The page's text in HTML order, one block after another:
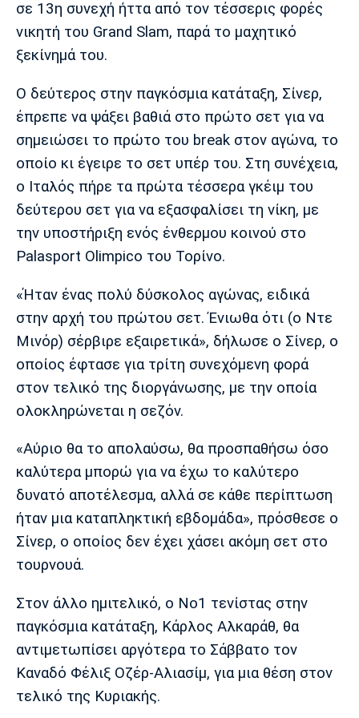
Πολιτισμός
Τραγούδια
Running
Media
Παρασκήνιο
Πρόγραμμα TV
Μπαρτσελόνα
Μαδρίτης
Ατλέτικο
Μαδρίτης
Λίβερπουλ
Μάντσεστερ
Σίτι
Γιουβέντους
Μίλαν Μπάγερν
Μπορούσια
Ντόρτμουντ
Παρί Σεν
Μαρσέιγ
Μονακό
Ερυθρός
Αστέρας
Τότεναμ
σε 13η συνεχή ήττα από τον τέσσερις φορές
νικητή του Grand Slam, παρά το μαχητικό
ξεκίνημά του.
Ο δεύτερος στην παγκόσμια κατάταξη, Σίνερ,
έπρεπε να ψάξει βαθιά στο πρώτο σετ για να
σημειώσει το πρώτο του break στον αγώνα, το
οποίο κι έγειρε το σετ υπέρ του. Στη συνέχεια,
ο Ιταλός πήρε τα πρώτα τέσσερα γκέιμ του
δεύτερου σετ για να εξασφαλίσει τη νίκη, με
την υποστήριξη ενός ένθερμου κοινού στο
Palasport Olimpico του Τορίνο.
«Ήταν ένας πολύ δύσκολος αγώνας, ειδικά
στην αρχή του πρώτου σετ. Ένιωθα ότι (ο Ντε
Μινόρ) σέρβιρε εξαιρετικά», δήλωσε ο Σίνερ, ο
οποίος έφτασε για τρίτη συνεχόμενη φορά
στον τελικό της διοργάνωσης, με την οποία
ολοκληρώνεται η σεζόν.
«Αύριο θα το απολαύσω, θα προσπαθήσω όσο
καλύτερα μπορώ για να έχω το καλύτερο
δυνατό αποτέλεσμα, αλλά σε κάθε περίπτωση
ήταν μια καταπληκτική εβδομάδα», πρόσθεσε ο
Σίνερ, ο οποίος δεν έχει χάσει ακόμη σετ στο
τουρνουά.
Στον άλλο ημιτελικό, ο Νο1 τενίστας στην
παγκόσμια κατάταξη, Κάρλος Αλκαράθ, θα
αντιμετωπίσει αργότερα το Σάββατο τον
Καναδό Φέλιξ Οζέρ-Αλιασίμ, για μια θέση στον
τελικό της Κυριακής.